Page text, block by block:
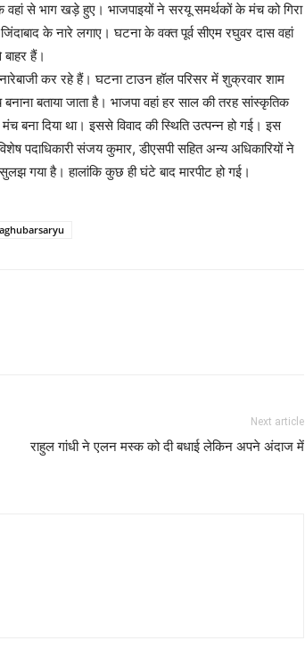
वहां से भाग खड़े हुए। भाजपाइयों ने सरयू समर्थकों के मंच को गिरा
के नारे लगाए। घटना के वक्त पूर्व सीएम रघुवर दास वहां
हैं।
कर रहे हैं। घटना टाउन हॉल परिसर में शुक्रवार शाम
बताया जाता है। भाजपा वहां हर साल की तरह सांस्कृतिक
बना दिया था। इससे विवाद की स्थिति उत्पन्न हो गई। इस
पदाधिकारी संजय कुमार, डीएसपी सहित अन्य अधिकारियों ने
गया है। हालांकि कुछ ही घंटे बाद मारपीट हो गई।
Next article
राहुल गांधी ने एलन मस्क को दी बधाई लेकिन अपने अंदाज में